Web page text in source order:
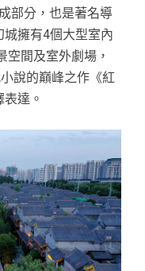
部分，也是著名導
擁有4個大型室內
空間及室外劇場，
說的巔峰之作《紅
達。